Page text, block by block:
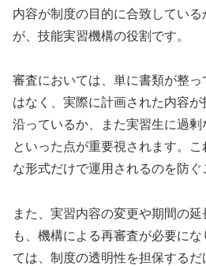
内容が制度の目的に合致してい
が、技能実習機構の役割です。
審査においては、単に書類が整
はなく、実際に計画された内容
沿っているか、また実習生に過
といった点が重要視されます。
な形式だけで運用されるのを防ぐ
また、実習内容の変更や期間の
も、機構による再審査が必要に
ては、制度の透明性を担保する